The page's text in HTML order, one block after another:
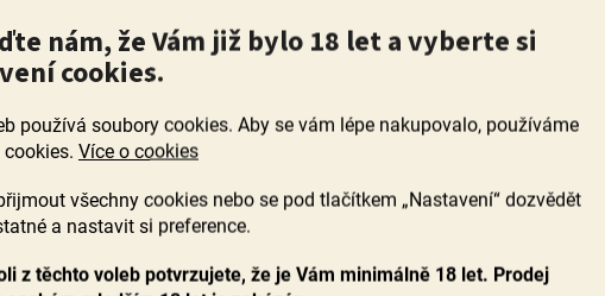
nám, že Vám již bylo 18 let a vyberte si
cookies.
používá soubory cookies. Aby se vám lépe nakupovalo, používáme
Více o cookies
všechny cookies nebo se pod tlačítkem „Nastavení“ dozvědět
a nastavit si preference.
z těchto voleb potvrzujete, že je Vám minimálně 18 let. Prodej
Crianza Viña Magna 14M 2021, Dominio
Basconcillos, Ribera del Duero
Průměrné
hodnocení
je
5,0
z
hvězdiček.
749 Kč
Objev z rodinného vinařství ceněný mezinárodními
novém ročníku. Koncentrované a harmonické, s
předlouhou...
Parádní